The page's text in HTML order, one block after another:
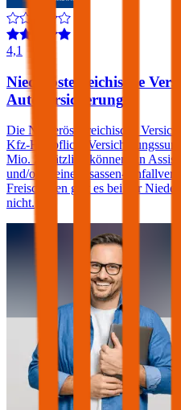
4,1
Niederösterreichische
Autoversicherung
Die Niederösterreichische
Kfz-Haftpflicht
Mio. Zusätzlich können ein
und/oder eine Insassen-
Freischaden gibt es bei der
nicht.